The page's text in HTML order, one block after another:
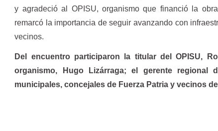
y agradeció al OPISU, organismo que financió la
remarcó la importancia de seguir avanzando con
vecinos.
Del encuentro participaron la titular del OPISU,
organismo, Hugo Lizárraga; el gerente regional
municipales, concejales de Fuerza Patria y vecinos